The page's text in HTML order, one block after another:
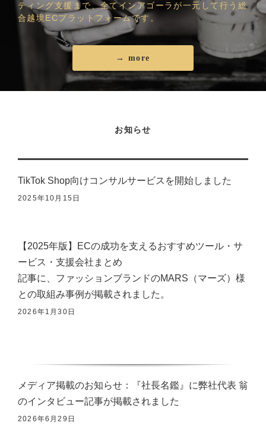
ティング支援まで、全てインアゴーラが一元して行う総
合越境ECプラットフォームです。
→ more
お知らせ
TikTok Shop向けコンサルサービスを開始しました
2025年10月15日
【2025年版】ECの成功を支えるおすすめツール・サ
ービス・支援会社まとめ
記事に、ファッションブランドのMARS（マーズ）様
との取組み事例が掲載されました。
2026年1月30日
メディア掲載のお知らせ：『社長名鑑』に弊社代表 翁
のインタビュー記事が掲載されました
2026年6月29日